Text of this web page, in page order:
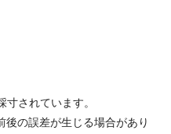
されています。
の誤差が生じる場合があり